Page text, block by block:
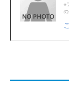
※